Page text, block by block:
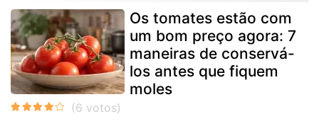
Os tomates estão com
um bom preço agora: 7
maneiras de conservá-
los antes que fiquem
moles